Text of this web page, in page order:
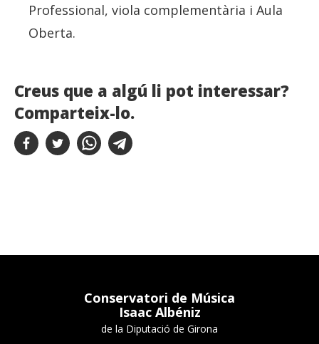
Professional, viola complementària i Aula
Oberta.
Creus que a algú li pot interessar?
Comparteix-lo.
Conservatori de Música
Isaac Albéniz
de la Diputació de Girona